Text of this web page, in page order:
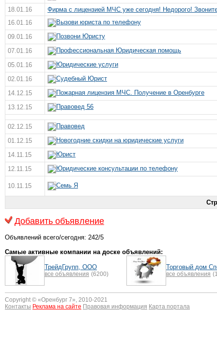
18.01.16
Фирма с лицензией МЧС уже сегодня! Недорого!
16.01.16
Вызови юриста по телефону
09.01.16
Позвони Юристу
07.01.16
Профессиональная Юридическая помощь
05.01.16
Юридические услуги
02.01.16
Судебный Юрист
14.12.15
Пожарная лицензия МЧС. Получение в Оренбурге
13.12.15
Правовед 56
02.12.15
Правовед
01.12.15
Новогодние скидки на юридические услуги
14.11.15
Юрист
12.11.15
Юридические консультации по телефону
10.11.15 Семь Я
Добавить объявление
Объявлений всего/сегодня: 242/5
Самые активные компании на доске объявлений:
ТрейдГрупп, ООО
все объявления (6200)
Торговый дом
все объявления
Copyright © «Оренбург 7», 2010-2021
Контакты Реклама на сайте Правовая информация Карта портала